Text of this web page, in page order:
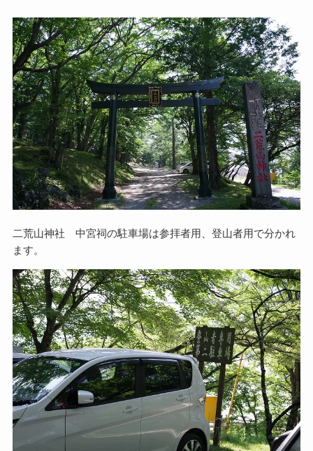
二荒山神社 中宮祠の駐車場は参拝者用、登山者用で分かれ
ます。